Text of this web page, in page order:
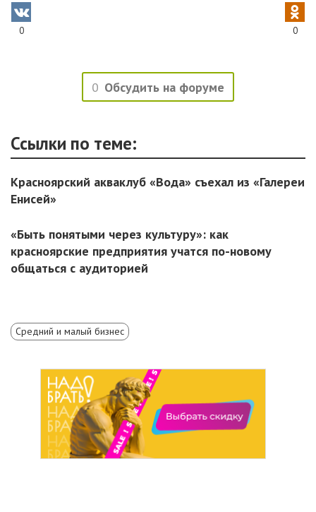
0 0
0 Обсудить на форуме
Ссылки по теме:
Красноярский акваклуб «Вода» съехал из «Галереи
Енисей»
«Быть понятыми через культуру»: как
красноярские предприятия учатся по-новому
общаться с аудиторией
Средний и малый бизнес